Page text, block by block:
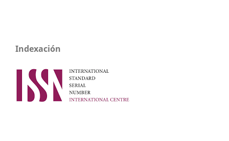
Indexación